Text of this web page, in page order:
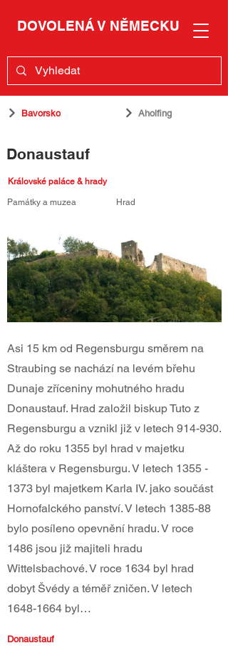
DOVOLENÁ V NĚMECKU
Bavorsko Aholfing
Donaustauf
Královské paláce & hrady
Památky a muzea Hrad
Asi 15 km od Regensburgu směrem na
Straubing se nachází na levém břehu
Dunaje zříceniny mohutného hradu
Donaustauf. Hrad založil biskup Tuto z
Regensburgu a vznikl již v letech 914-930.
Až do roku 1355 byl hrad v majetku
kláštera v Regensburgu. V letech 1355 -
1373 byl majetkem Karla IV. jako součást
Hornofalckého panství. V letech 1385-88
bylo posíleno opevnění hradu. V roce
1486 jsou již majiteli hradu
Wittelsbachové. V roce 1634 byl hrad
dobyt Švédy a téměř zničen. V letech
1648-1664 byl…
Donaustauf